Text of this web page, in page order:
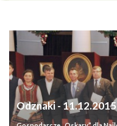
Odznaki - 11.12.2015